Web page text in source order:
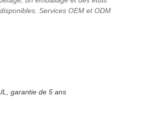
Services OEM et ODM
garantie de 5 ans